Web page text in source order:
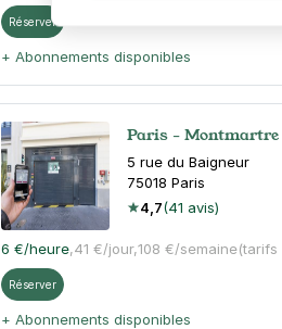
Réserver
+ Abonnements disponibles
Paris - Montmartre
5 rue du Baigneur
75018 Paris
4,7(41 avis)
6 €/heure,41 €/jour,108 €/semaine(tarifs
Réserver
+ Abonnements disponibles